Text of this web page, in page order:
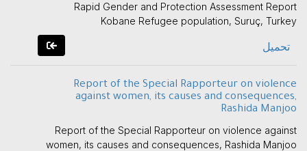
Rapid Gender and Protection Assessment Report
Kobane Refugee population, Suruç, Turkey
تحميل
Report of the Special Rapporteur on violence
against women, its causes and consequences,
Rashida Manjoo
Report of the Special Rapporteur on violence against
women, its causes and consequences, Rashida Manjoo